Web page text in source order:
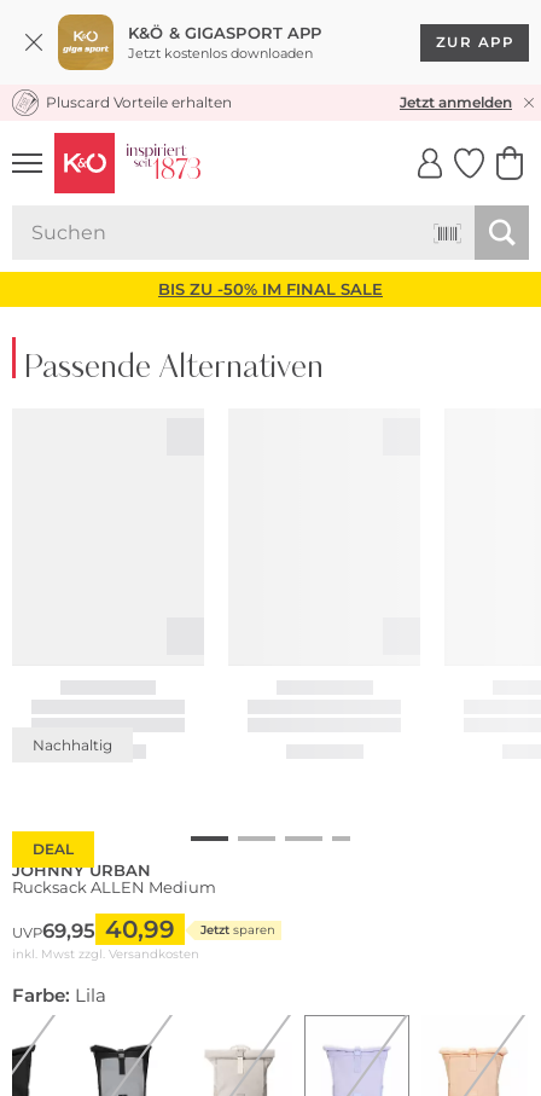
K&Ö & GIGASPORT APP
Jetzt kostenlos downloaden
ZUR APP
KOSTENLOSER VERSAND* & RÜCKVERSAND
Pluscard Vorteile erhalten Jetzt anmelden
UNSERE APP
CLICK &
BIS ZU -50% IM FINAL SALE
Passende Alternativen
DEAL
Nachhaltig
JOHNNY URBAN
Rucksack ALLEN Medium
UVP69,95 40,99 Jetzt sparen
inkl. Mwst zzgl. Versandkosten
Farbe: Lila